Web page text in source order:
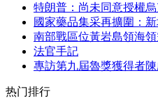
特朗普：尚未同意授權
國家藥品集采再擴圍：
南部戰區位黃岩島領海
法官手記
專訪第九屆魯獎獲得者
热门排行